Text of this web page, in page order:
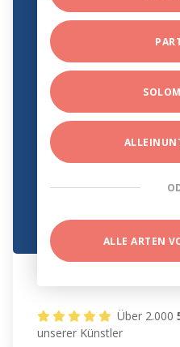
ALLE ARTEN
Über 2.000
unserer Künstler